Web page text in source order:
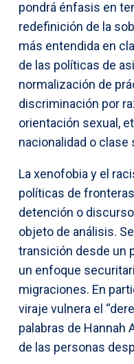
pondrá énfasis en
redefinición de la
más entendida en
de las políticas de
normalización de
discriminación por
orientación sexual,
nacionalidad o clase
La xenofobia y el
políticas de
detención o
objeto de análisis.
transición desde un
un enfoque
migraciones. En
viraje vulnera el
palabras de Hannah
de las personas